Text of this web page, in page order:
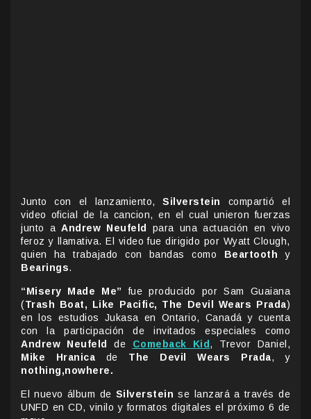
Junto con el lanzamiento,Silverstein
compartió el
video oficial de la cancion, en el cual unieron fuerzas
junto aAndrew Neufeld
para una actuación en vivo
feroz y llamativa. El video fue dirigido por Wyatt Clough,
quien ha trabajado con bandas como Beartooth y
Bearings.
“Misery Made Me”
fue producido por Sam Guaiana
(Trash Boat, Like Pacific, The Devil Wears Prada)
en los estudios Jukasa en Ontario, Canadá y cuenta
con la participación de invitados especiales como
Andrew Neufeld
de Comeback Kid, Trevor Daniel,
Mike Hranica de The Devil Wears Prada, y
nothing,nowhere.
El nuevo álbum de Silverstein se lanzará a través de
UNFD en CD, vinilo y formatos digitales el próximo 6 de